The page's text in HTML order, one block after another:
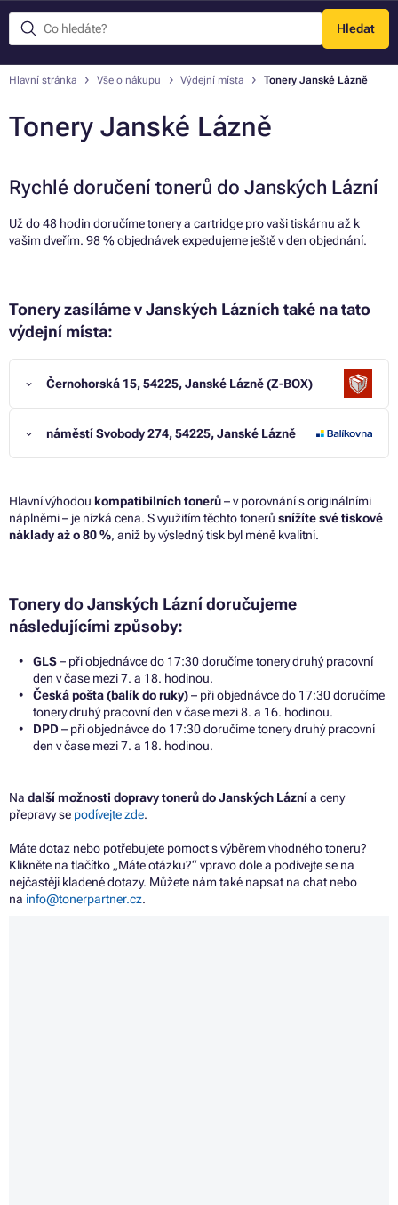
Hledat
Menu
Hlavní stránka Vše o nákupu Výdejní místa Tonery Janské Lázně
Tonery Janské Lázně
Rychlé doručení tonerů do Janských Lázní
Už do 48 hodin doručíme tonery a cartridge pro vaši tiskárnu až k
vašim dveřím. 98 % objednávek expedujeme ještě v den objednání.
Tonery zasíláme v Janských Lázních také na tato
výdejní místa:
Černohorská 15, 54225, Janské Lázně (Z-BOX)
náměstí Svobody 274, 54225, Janské Lázně
Hlavní výhodou kompatibilních tonerů– v porovnání s originálními
náplněmi – je nízká cena. S využitím těchto tonerů snížíte své tiskové
náklady až o 80 %, aniž by výsledný tisk byl méně kvalitní.
Tonery do Janských Lázní doručujeme
následujícími způsoby:
GLS– při objednávce do 17:30 doručíme tonery druhý pracovní
den v čase mezi 7. a 18. hodinou.
Česká pošta (balík do ruky)– při objednávce do 17:30 doručíme
tonery druhý pracovní den v čase mezi 8. a 16. hodinou.
DPD – při objednávce do 17:30 doručíme tonery druhý pracovní
den v čase mezi 7. a 18. hodinou.
Na další možnosti dopravy tonerů do Janských Láznía ceny
přepravy se podívejte zde.
Máte dotaz nebo potřebujete pomoct s výběrem vhodného toneru?
Klikněte na tlačítko „Máte otázku?“ vpravo dole a podívejte se na
nejčastěji kladené dotazy. Můžete nám také napsat na chat nebo
na info@tonerpartner.cz.